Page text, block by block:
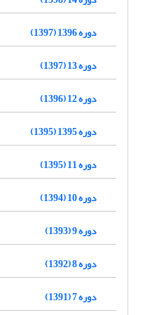
دوره 1396 (1397)
دوره 13 (1397)
دوره 12 (1396)
دوره 1395 (1395)
دوره 11 (1395)
دوره 10 (1394)
دوره 9 (1393)
دوره 8 (1392)
دوره 7 (1391)